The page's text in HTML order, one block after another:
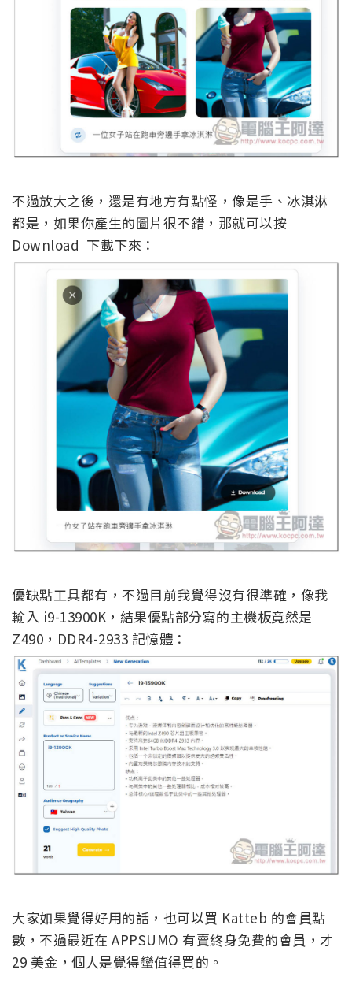
不過放大之後，還是有地方有點怪，像是手、冰淇淋
都是，如果你產生的圖片很不錯，那就可以按
Download 下載下來：
優缺點工具都有，不過目前我覺得沒有很準確，像我
輸入 i9-13900K，結果優點部分寫的主機板竟然是
Z490，DDR4-2933 記憶體：
大家如果覺得好用的話，也可以買 Katteb 的會員點
數，不過最近在 APPSUMO 有賣終身免費的會員，才
29 美金，個人是覺得蠻值得買的。